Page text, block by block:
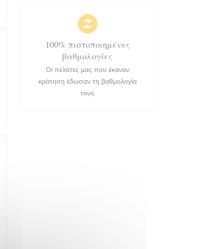
100% πιστοποιημένες
βαθμολογίες
Οι πελάτες μας που έκαναν
κράτηση έδωσαν τη βαθμολογία
τους